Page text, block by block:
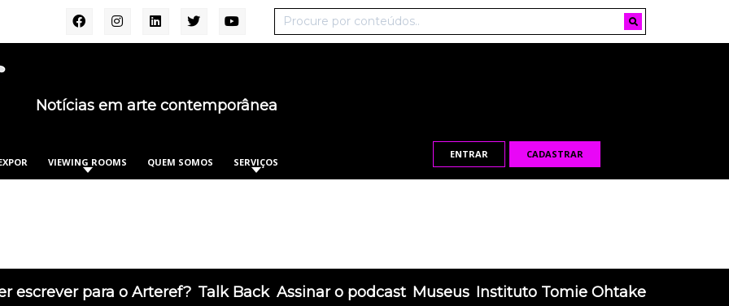
Notícias em arte contemporânea
VIEWING ROOMS QUEM SOMOS SERVIÇOS
ENTRAR CADASTRAR
escrever para o Arteref? Talk Back Assinar o podcast Museus Instituto Tomie Ohtake